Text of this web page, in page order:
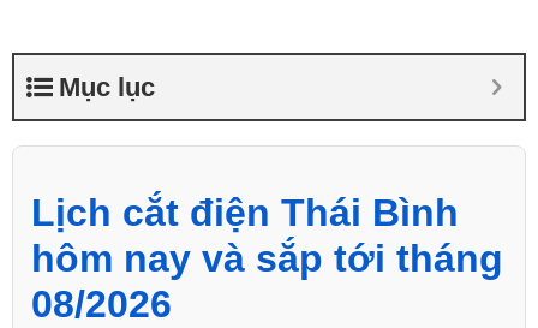
Tin tứcMục lục
Lịch cắt điện Thái Bình
hôm nay và sắp tới tháng
08/2026